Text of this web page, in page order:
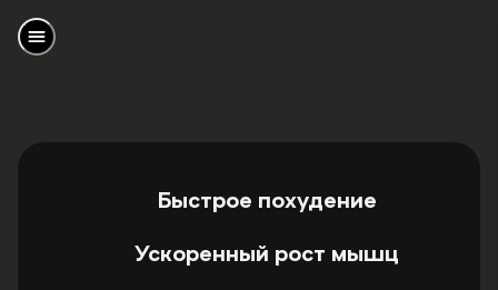
Быстрое похудение
Ускоренный рост мышц